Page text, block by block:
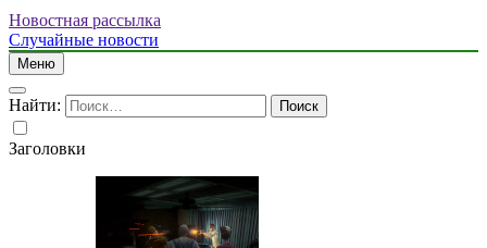
Новостная рассылка
Случайные новости
Меню
Найти:
Заголовки